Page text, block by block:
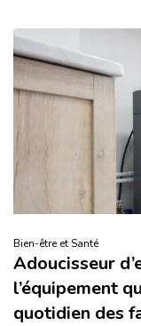
Bien-être et Santé
Adoucisseur
l’équipement
quotidien des